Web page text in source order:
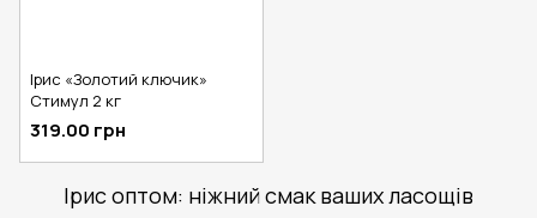
Ірис «Золотий ключик»
Стимул 2 кг
319.00 грн
Ірис оптом: ніжний смак ваших ласощів